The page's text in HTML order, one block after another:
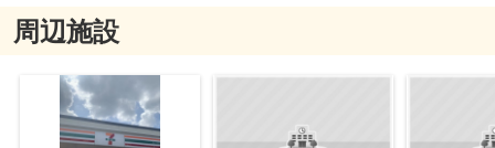
周辺施設